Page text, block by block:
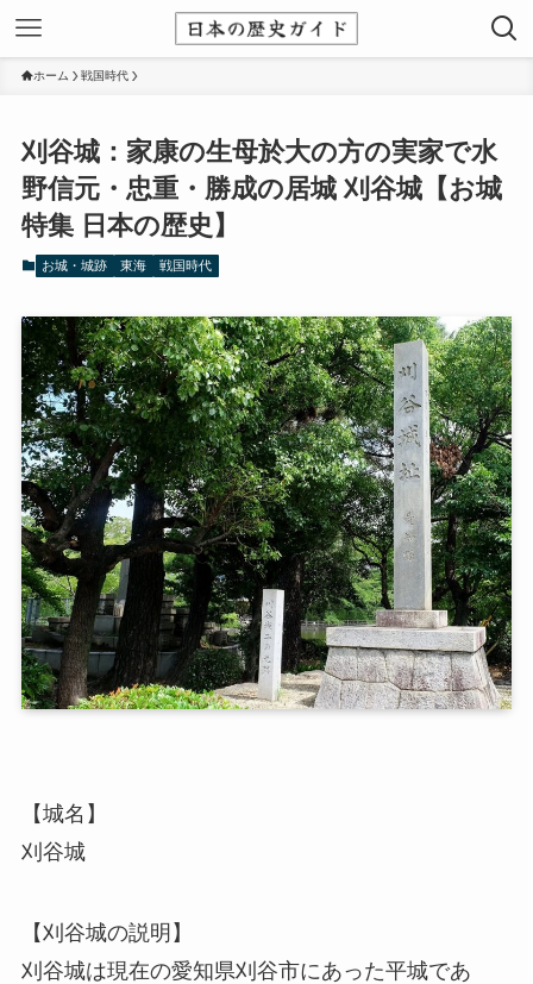
ホーム 戦国時代
刈谷城：家康の生母於大の方の実家で水
野信元・忠重・勝成の居城 刈谷城【お城
特集 日本の歴史】
お城・城跡 東海 戦国時代
【城名】
刈谷城
【刈谷城の説明】
刈谷城は現在の愛知県刈谷市にあった平城であ